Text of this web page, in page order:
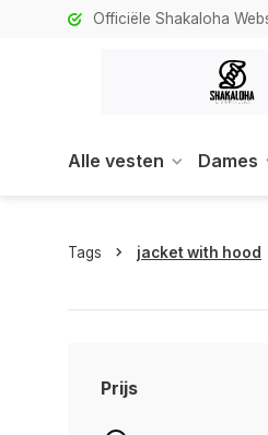
Officiële Shakaloha
Alle vesten Dames
Tags jacket with hood
Prijs